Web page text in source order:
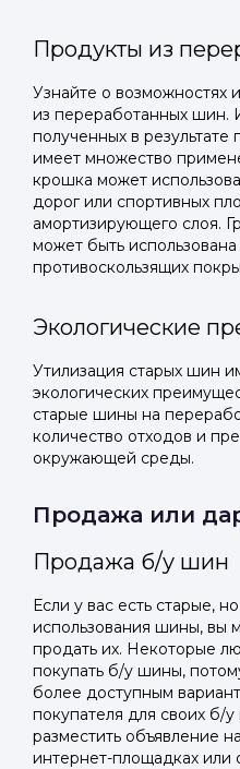
Продукты из
Узнайте о возможностях
из переработанных шин.
полученных в
имеет множество
крошка может
дорог или спортивных
амортизирующего слоя.
может быть
противоскользящих
Экологические
Утилизация старых шин
экологических
старые шины на
количество отходов и
окружающей среды.
Продажа или
Продажа б/у шин
Если у вас есть старые,
использования шины, вы
продать их. Некоторые
покупать б/у шины,
более доступным
покупателя для своих б/
разместить объявление
интернет-площадках или